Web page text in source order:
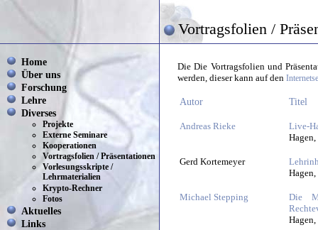
Vortragsfolien /
Home
Über uns
Forschung
Lehre
Diverses
Projekte
Externe Seminare
Kooperationen
Vortragsfolien / Präsentationen
Vorlesungsskripte /
Lehrmaterialien
Krypto-Rechner
Fotos
Aktuelles
Links
Die Die Vortragsfolien und
werden, dieser kann auf den
Autor Titel
Andreas Rieke
Live-
Gerd Kortemeyer
Michael Stepping
Die